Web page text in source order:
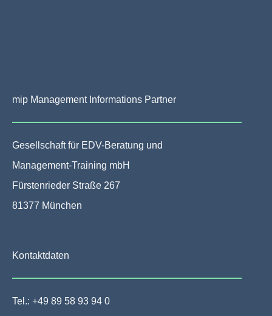
mip Management Informations Partner
Gesellschaft für EDV-Beratung und
Management-Training mbH
Fürstenrieder Straße 267
81377 München
Kontaktdaten
Tel.: +49 89 58 93 94 0